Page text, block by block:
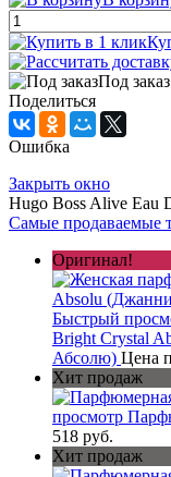
Под заказ
Поделиться
Ошибка
Закрыть окно
Hugo Boss Alive Eau
Самые продаваемые
Оригинал!
Быстрый
Bright Crystal
Абсолю) Цена
Хит продаж
просмотр
518 руб.
Хит продаж